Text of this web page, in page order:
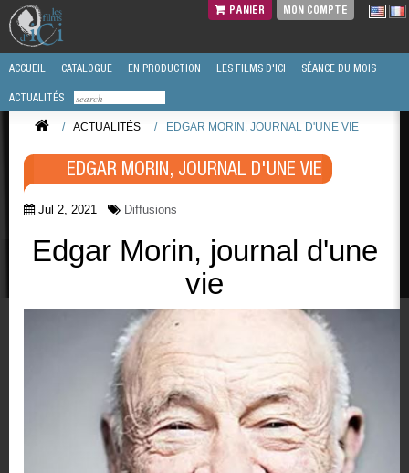
PANIER MON COMPTE
ACCUEIL CATALOGUE EN PRODUCTION LES FILMS D'ICI SÉANCE DU MOIS
ACTUALITÉS
/ ACTUALITÉS / EDGAR MORIN, JOURNAL D'UNE VIE
EDGAR MORIN, JOURNAL D'UNE VIE
Jul 2, 2021 Diffusions
Edgar Morin, journal d'une
vie